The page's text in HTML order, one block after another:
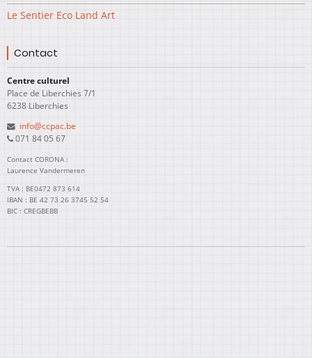
Le Sentier Eco Land Art
Contact
Centre culturel
Place de Liberchies 7/1
6238 Liberchies
info@ccpac.be
071 84 05 67
Contact CORONA :
Laurence Vandermeren
TVA : BE0472 873 614
IBAN : BE 42 73 26 3745 52 54
BIC : CREGBEBB